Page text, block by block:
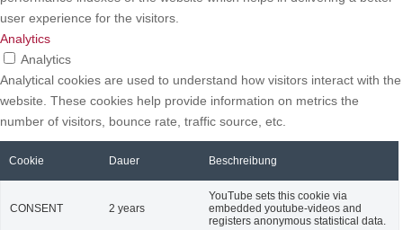
user experience for the visitors.
Analytics
Analytics
Analytical cookies are used to understand how visitors interact with the
website. These cookies help provide information on metrics the
number of visitors, bounce rate, traffic source, etc.
Cookie Dauer Beschreibung
CONSENT 2 years
YouTube sets this cookie via
embedded youtube-videos and
registers anonymous statistical data.